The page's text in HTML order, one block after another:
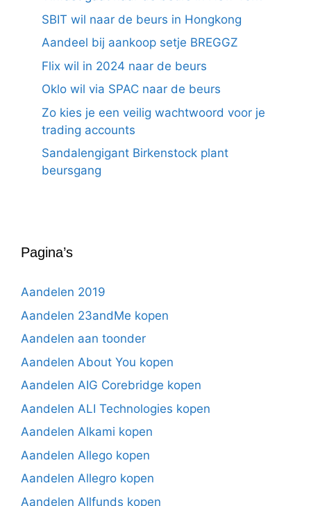
SBIT wil naar de beurs in Hongkong
Aandeel bij aankoop setje BREGGZ
Flix wil in 2024 naar de beurs
Oklo wil via SPAC naar de beurs
Zo kies je een veilig wachtwoord voor je
trading accounts
Sandalengigant Birkenstock plant
beursgang
Pagina’s
Aandelen 2019
Aandelen 23andMe kopen
Aandelen aan toonder
Aandelen About You kopen
Aandelen AIG Corebridge kopen
Aandelen ALI Technologies kopen
Aandelen Alkami kopen
Aandelen Allego kopen
Aandelen Allegro kopen
Aandelen Allfunds kopen